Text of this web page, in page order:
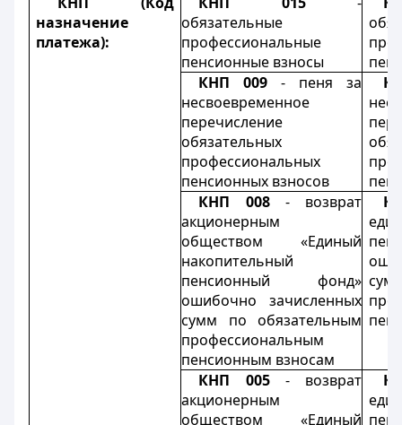
назначение
платежа):
обязательные
профессиональные
пенсионные взносы
КНП 009 - пеня за
несвоевременное
перечисление
обязательных
профессиональных
пенсионных взносов
КНП 008- возврат
акционерным
обществом «Единый
накопительный
пенсионный фонд»
ошибочно зачисленных
сумм по обязательным
профессиональным
пенсионным взносам
КНП 005-возврат
акционерным
обществом «Единый